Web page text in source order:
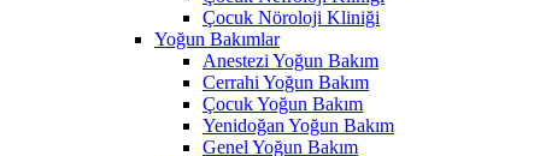
Çocuk Nöroloji Kliniği
Yoğun Bakımlar
Anestezi Yoğun Bakım
Cerrahi Yoğun Bakım
Çocuk Yoğun Bakım
Yenidoğan Yoğun Bakım
Genel Yoğun Bakım